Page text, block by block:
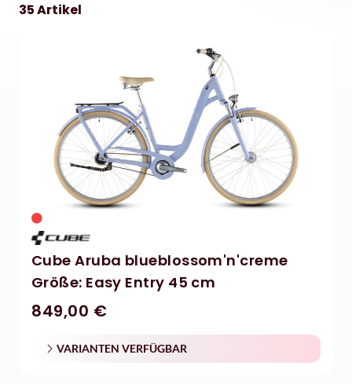
GHOST
35 Artikel
Cube Aruba blueblossom'n'creme
Größe: Easy Entry 45 cm
849,00 €
VARIANTEN VERFÜGBAR